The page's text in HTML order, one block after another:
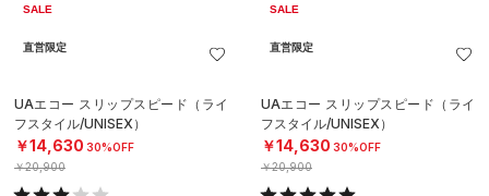
SALE
直営限定
UAエコー スリップスピード（ライ
フスタイル/UNISEX）
￥14,630 30%OFF
￥20,900
SALE
直営限定
UAエコー スリップスピード（ライ
フスタイル/UNISEX）
￥14,630 30%OFF
￥20,900